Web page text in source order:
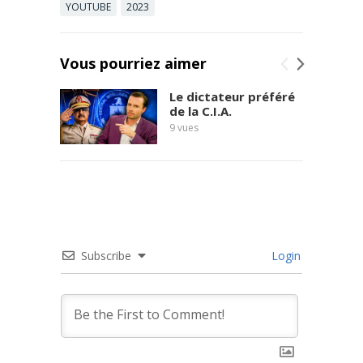
YOUTUBE
2023
Vous pourriez aimer
Le dictateur préféré
de la C.I.A.
9vues
Subscribe Login